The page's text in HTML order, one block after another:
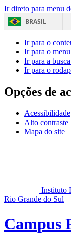
Ir direto para menu
BRASIL
Ir para o
Ir para o menu
Ir para a busca
Ir para o
Opções de
Acessibilidade
Alto contraste
Mapa do site
Instituto
Rio Grande do Sul
Campus